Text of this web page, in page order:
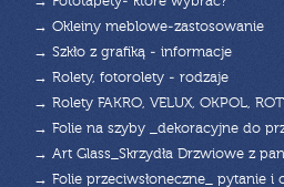
→ Okleiny meblowe-zastosowanie
→ Szkło z grafiką - informacje
→ Rolety, fotorolety - rodzaje
→ Rolety FAKRO, VELUX, OKPOL,
→ Folie na szyby _dekoracyjne do
→ Art Glass_Skrzydła Drzwiowe z
→ Folie przeciwsłoneczne_ pytanie i